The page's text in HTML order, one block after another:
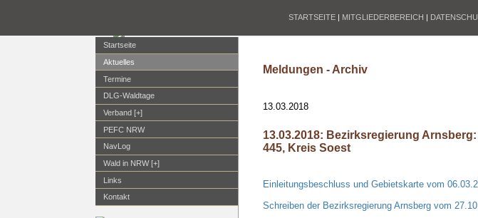
STARTSEITE | MITGLIEDERBEREICH |
Startseite
Aktuelles
Termine
DLG-Waldtage
Verband [+]
PEFC NRW
NavLog
Wald in NRW [+]
Links
Kontakt
Meldungen - Archiv
13.03.2018
13.03.2018: Bezirksregierung
445, Kreis Soest
Einleitungsbeschluss und Gebietskarte vom
Schreiben der Bezirksregierung Arnsberg vom